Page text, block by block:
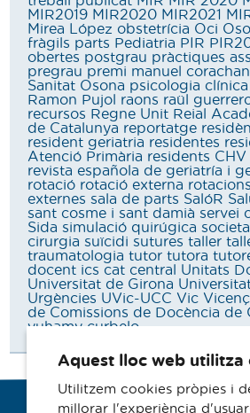
MIR2019 MIR2020 MIR2021
Mirea López obstetrícia Oci
fràgils parts Pediatria PIR
obertes postgrau pràctiques
pregrau premi manuel corachan
Sanitat Osona psicologia clínica
Ramon Pujol
raons raül
recursos Regne Unit Reial
de Catalunya reportatge
resident geriatria residentes
Atenció Primària residents CHV
revista española de geriatría i
rotació rotació externa rotacions
externes sala de parts SalóR
sant cosme i sant damià servei
Sida simulació quirúgica
cirurgia suïcidi sutures taller
traumatologia tutor tutora
docent ics cat central
Unitats
Universitat de Girona
Urgències UVic-UCC Vic
de Comissions de Docència de
yuhamy curbelo
Aquest lloc web utilitza
Utilitzem cookies pròpies i
millorar l'experiència